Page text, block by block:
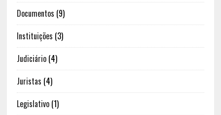
Documentos (9)
Instituições (3)
Judiciário(4)
Juristas (4)
Legislativo(1)